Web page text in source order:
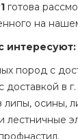
готова
на
интересуют:
пород с
доставкой в
липы, осины,